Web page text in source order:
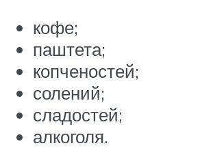
кофе;
паштета;
копченостей;
солений;
сладостей;
алкоголя.